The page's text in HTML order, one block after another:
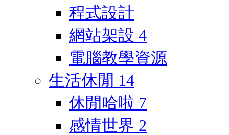
程式設計
網站架設 4
電腦教學資源
生活休閒 14
休閒哈啦 7
感情世界 2